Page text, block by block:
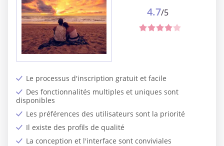
Le processus d'inscription gratuit et facile
Des fonctionnalités multiples et uniques sont
disponibles
Les préférences des utilisateurs sont la priorité
Il existe des profils de qualité
La conception et l'interface sont conviviales
4.7/5